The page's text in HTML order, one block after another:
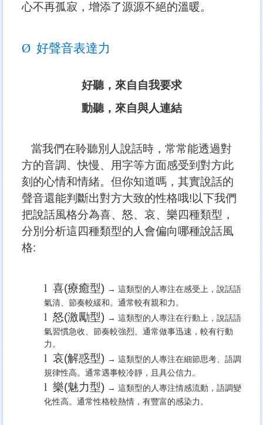
心不再孤寂，增添了源源不絕的溫暖。
Ø 好聲音表達力
好聽，來自自我要求
動聽，來自與人連結
當我們在聆聽別人說話時，常常能透過對
方的音調、快慢、用字等方面感受到對方此
刻的心情和情緒。但你知道嗎，其實說話的
聲音還能判斷出對方大致的性格哦!以下我們
把說話風格分為喜、怒、哀、樂四種類型，
分別分析這四種類型的人會偏向哪種說話風
格:
l 喜(療癒型) → 這類型的人專注在感受上，說話語
氣清、節奏較緩和。通常較有親和力。
l 怒(激勵型) → 這類型的人專注在行動上，說話語
氣習慣急收、節奏較強烈。通常做事迅速，較有行動
力。
l 哀(解惑型) → 這類型的人專注在細節思考、語調
規律性高。通常遇事較冷靜，且具公信力。
l 樂(魅力型) → 這類型的人專注情感流動，語調變
化性高。通常性格較熱情，有豐富的感染力。